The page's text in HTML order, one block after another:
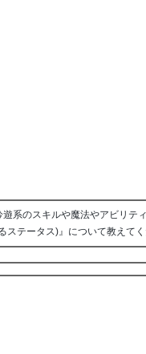
系のスキルや魔法やアビリテ
テータス)』について教えてく